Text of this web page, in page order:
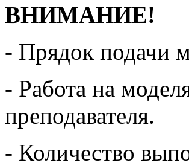
ВНИМАНИЕ!
- Прядок подачи
- Работа на
преподавателя.
- Количество